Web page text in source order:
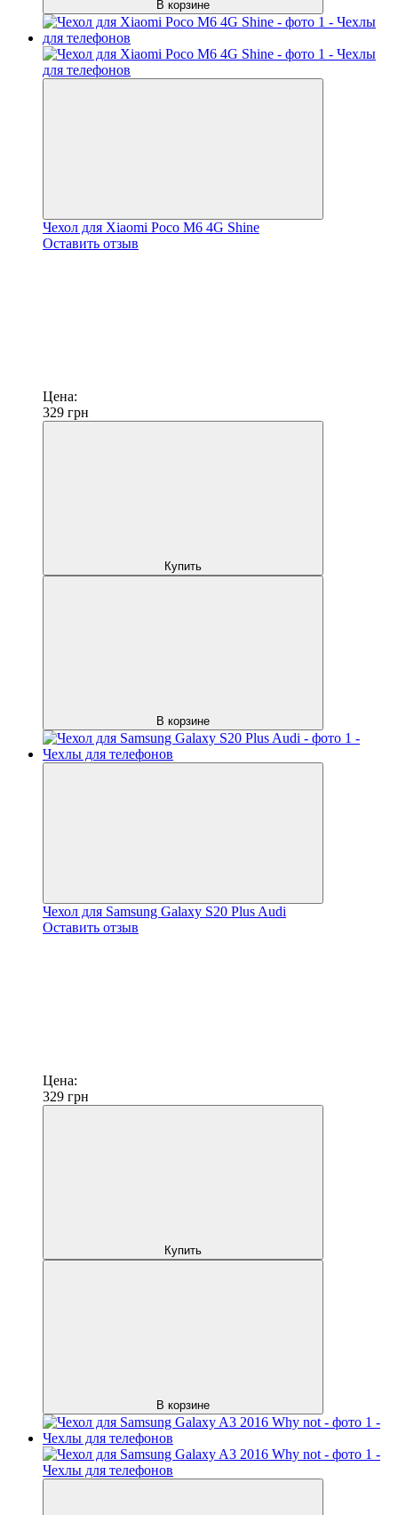
В корзине
Чехол для Xiaomi Poco M6 4G Shine
Оставить отзыв
Цена:
329 грн
Купить
В корзине
Чехол для Samsung Galaxy S20 Plus Audi
Оставить отзыв
Цена:
329 грн
Купить
В корзине